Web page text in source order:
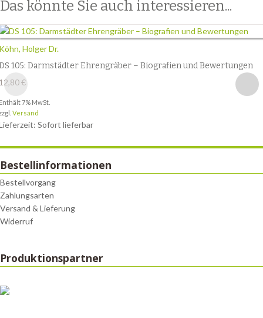
Das könnte Sie auch interessieren...
Holger Dr.
105: Darmstädter Ehrengräber – Biografien und Bewertungen
€
7% MwSt.
Versand
Sofort lieferbar
Bestellinformationen
Bestellvorgang
Zahlungsarten
Versand & Lieferung
Widerruf
Produktionspartner